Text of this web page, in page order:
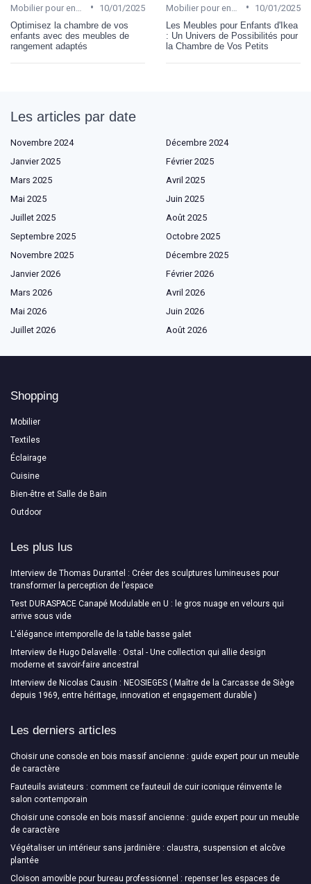
•
10/01/2025
Optimisez la chambre de vos
enfants avec des meubles de
rangement adaptés
•
10/01/2025
Les Meubles pour Enfants d'Ikea
: Un Univers de Possibilités pour
la Chambre de Vos Petits
Les articles par date
Novembre 2024
Décembre 2024
Janvier 2025
Février 2025
Mars 2025
Avril 2025
Mai 2025
Juin 2025
Juillet 2025
Août 2025
Septembre 2025
Octobre 2025
Novembre 2025
Décembre 2025
Janvier 2026
Février 2026
Mars 2026
Avril 2026
Mai 2026
Juin 2026
Juillet 2026
Août 2026
Shopping
Mobilier
Textiles
Éclairage
Cuisine
Bien-être et Salle de Bain
Outdoor
Les plus lus
Interview de Thomas Durantel : Créer des sculptures lumineuses pour
transformer la perception de l’espace
Test DURASPACE Canapé Modulable en U : le gros nuage en velours qui
arrive sous vide
L'élégance intemporelle de la table basse galet
Interview de Hugo Delavelle : Ostal - Une collection qui allie design
moderne et savoir-faire ancestral
Interview de Nicolas Causin : NEOSIEGES ( Maître de la Carcasse de Siège
depuis 1969, entre héritage, innovation et engagement durable )
Les derniers articles
Choisir une console en bois massif ancienne : guide expert pour un meuble
de caractère
Fauteuils aviateurs : comment ce fauteuil de cuir iconique réinvente le
salon contemporain
Choisir une console en bois massif ancienne : guide expert pour un meuble
de caractère
Végétaliser un intérieur sans jardinière : claustra, suspension et alcôve
plantée
Cloison amovible pour bureau professionnel : repenser les espaces de